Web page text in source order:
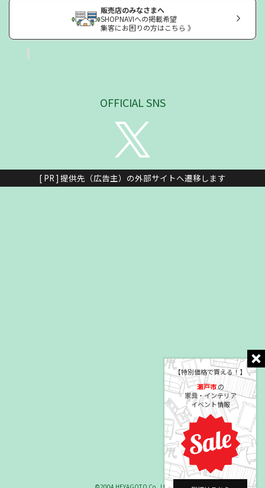
【特別価格で買える！】
瀬戸市の
家具・インテリア
イベント情報
販売店のみなさまへ
SHOPNAVIへの掲載希望
集客にお困りの方はこちら 》
OFFICIAL SNS
[ PR ] 提供先（広告主）の外部サイトへ遷移します